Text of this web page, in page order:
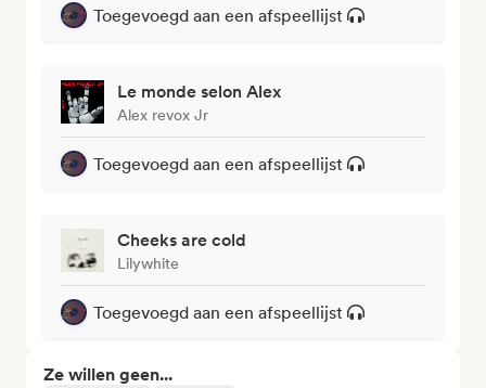
Toegevoegd aan een afspeellijst
Le monde selon Alex
Alex revox Jr
Toegevoegd aan een afspeellijst
Cheeks are cold
Lilywhite
Toegevoegd aan een afspeellijst
Ze willen geen...